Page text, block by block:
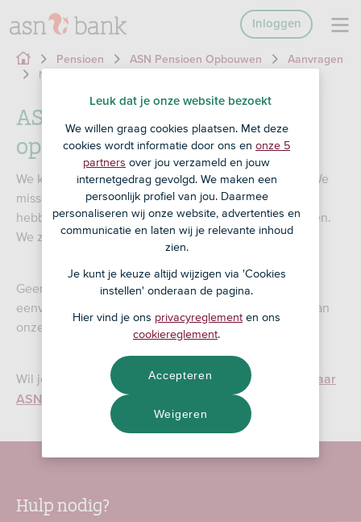
Inloggen
Pensioen ASN Pensioen Opbouwen Aanvragen
Nieuwe klant
ASN Pensioen Opbouwen
openen
We kunnen je aanvraag helaas niet online afronden. We
missen nog een aantal persoonlijke gegevens. Die
hebben we nodig om je identiteit te kunnen vaststellen.
We zijn wettelijk verplicht om die check te doen.
Geen zorgen! Je kunt je ASN Pensioen Opbouwen
eenvoudig telefonisch aanvragen met hulp van één van
onze medewerkers.
Wil je meer informatie over het aanvraagproces?
Ga naar
ASN Pensioen opbouwen
Hulp nodig?
Leuk dat je onze website bezoekt
We willen graag cookies plaatsen. Met deze
cookies wordt informatie door ons en onze 5
partners over jou verzameld en jouw
internetgedrag gevolgd. We maken een
persoonlijk profiel van jou. Daarmee
personaliseren wij onze website, advertenties en
communicatie en laten wij je relevante inhoud
zien.
Je kunt je keuze altijd wijzigen via 'Cookies
instellen' onderaan de pagina.
Hier vind je ons privacyreglement en ons
cookiereglement.
Weigeren
Accepteren